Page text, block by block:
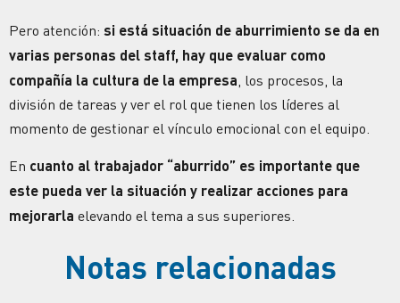
Pero atención: si está situación de aburrimiento se da en
varias personas del staff, hay que evaluar como
compañía la cultura de la empresa , los procesos, la
división de tareas y ver el rol que tienen los líderes al
momento de gestionar el vínculo emocional con el equipo.
En cuanto al trabajador “aburrido” es importante que
este pueda ver la situación y realizar acciones para
mejorarla elevando el tema a sus superiores.
Notas relacionadas